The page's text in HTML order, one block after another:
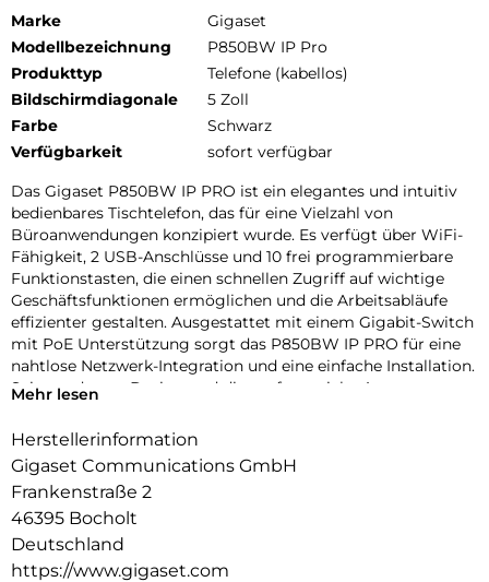
Marke
Gigaset
Modellbezeichnung
P850BW IP Pro
Produkttyp
Telefone (kabellos)
Bildschirmdiagonale
5 Zoll
Farbe
Schwarz
Verfügbarkeit
sofort verfügbar
Das Gigaset P850BW IP PRO ist ein elegantes und intuitiv
bedienbares Tischtelefon, das für eine Vielzahl von
Büroanwendungen konzipiert wurde. Es verfügt über WiFi-
Fähigkeit, 2 USB-Anschlüsse und 10 frei programmierbare
Funktionstasten, die einen schnellen Zugriff auf wichtige
Geschäftsfunktionen ermöglichen und die Arbeitsabläufe
effizienter gestalten. Ausgestattet mit einem Gigabit-Switch
mit PoE Unterstützung sorgt das P850BW IP PRO für eine
nahtlose Netzwerk-Integration und eine einfache Installation.
Sein modernes Design und die umfangreiche Ausstattung
für den modernen Arbeitsplatz. Das Gigaset P850BW IP PRO
Telefonie und vereint Komfort, Effizienz und moderne
Konnektivität.
2-Port-Gigabit-Ethernet-Switch (RJ45) mit Power over
Ethernet (PoE)-Funktionalität
Mehr lesen
Herstellerinformation
Gigaset Communications GmbH
Frankenstraße 2
46395 Bocholt
Deutschland
https://www.gigaset.com